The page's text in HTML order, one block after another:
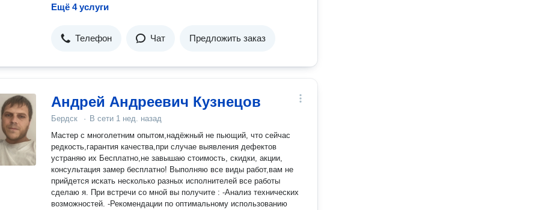
Ещё 4 услуги
Телефон Чат Предложить заказ
Андрей Андреевич Кузнецов
Бердск · В сети 1 нед. назад
Мастер с многолетним опытом,надёжный не пьющий, что сейчас
редкость,гарантия качества,при случае выявления дефектов
устраняю их Бесплатно,не завышаю стоимость, скидки, акции,
консультация замер бесплатно! Выполняю все виды работ,вам не
прийдется искать несколько разных исполнителей все работы
сделаю я. При встречи со мной вы получите : -Анализ технических
возможностей. -Рекомендации по оптимальному использованию